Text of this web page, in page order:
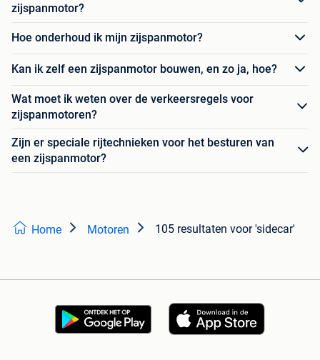
zijspanmotor?
Hoe onderhoud ik mijn zijspanmotor?
Kan ik zelf een zijspanmotor bouwen, en zo ja, hoe?
Wat moet ik weten over de verkeersregels voor
zijspanmotoren?
Zijn er speciale rijtechnieken voor het besturen van
een zijspanmotor?
Home Motoren 105 resultaten voor 'sidecar'